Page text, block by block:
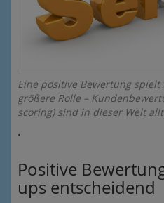
Eine positive Bewertung
größere Rolle –
scoring) sind in dieser Welt
.
Positive
ups entscheidend